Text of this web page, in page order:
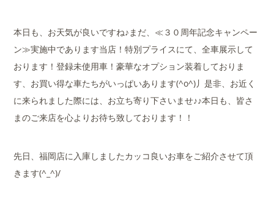
本日も、お天気が良いですね♪まだ、≪３０周年記念キャンペー
ン≫実施中であります当店！特別プライスにて、全車展示して
おります！登録未使用車！豪華なオプション装着しておりま
す、お買い得な車たちがいっぱいあります(^o^)丿是非、お近く
に来られました際には、お立ち寄り下さいませ♪♪本日も、皆さ
まのご来店を心よりお待ち致しております！！
先日、福岡店に入庫しましたカッコ良いお車をご紹介させて頂
きます(^_^)/